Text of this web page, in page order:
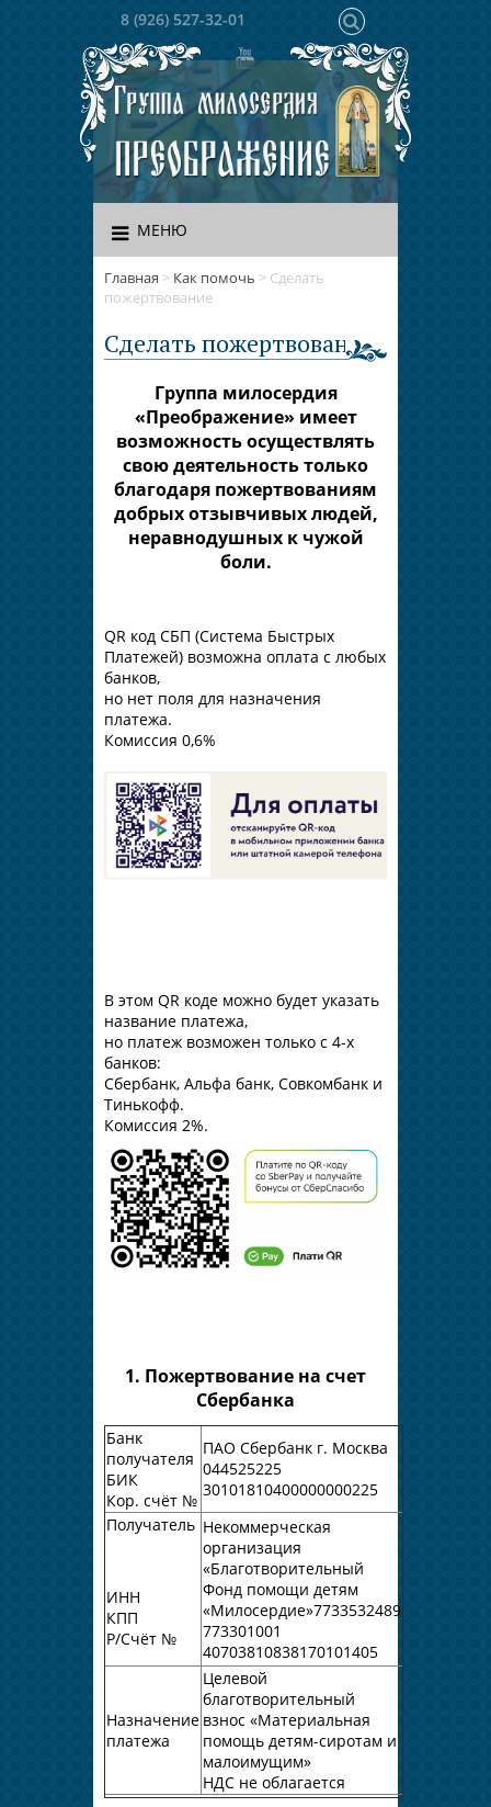
8 (926) 527-32-01
МЕНЮ
Главная > Как помочь > Сделать
пожертвование
Сделать пожертвование
Группа милосердия
«Преображение» имеет
возможность осуществлять
свою деятельность только
благодаря пожертвованиям
добрых отзывчивых людей,
неравнодушных к чужой
боли.
QR код СБП (Система Быстрых
Платежей) возможна оплата с любых
банков,
но нет поля для назначения
платежа.
Комиссия 0,6%
В этом QR коде можно будет указать
название платежа,
но платеж возможен только с 4-х
банков:
Сбербанк, Альфа банк, Совкомбанк и
Тинькофф.
Комиссия 2%.
1. Пожертвование на счет
Сбербанка
Банк
получателя
БИК
Кор. счёт №
ПАО Сбербанк г. Москва
044525225
30101810400000000225
Получатель
ИНН
КПП
Р/Счёт №
Некоммерческая
организация
«Благотворительный
Фонд помощи детям
«Милосердие»7733532489
773301001
40703810838170101405
Назначение
платежа
Целевой
благотворительный
взнос «Материальная
помощь детям-сиротам и
малоимущим»
НДС не облагается